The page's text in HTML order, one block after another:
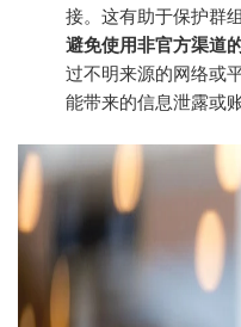
接。这有助于保护群
避免使用非官方渠道
过不明来源的网络或
能带来的信息泄露或